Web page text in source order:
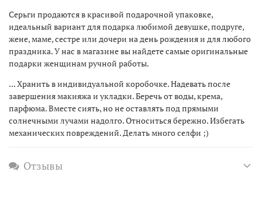
Серьги продаются в красивой подарочной упаковке,
идеальный вариант для подарка любимой девушке, подруге,
жене, маме, сестре или дочери на день рождения и для любого
праздника. У нас в магазине вы найдете самые оригинальные
подарки женщинам ручной работы.
... Хранить в индивидуальной коробочке. Надевать после
завершения макияжа и укладки. Беречь от воды, крема,
парфюма. Вместе сиять, но не оставлять под прямыми
солнечными лучами надолго. Относиться бережно. Избегать
механических повреждений. Делать много селфи ;)
Отзывы